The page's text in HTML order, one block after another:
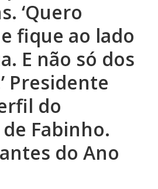
‘Quero
fique ao lado
E não só dos
Presidente
do
Fabinho.
do Ano